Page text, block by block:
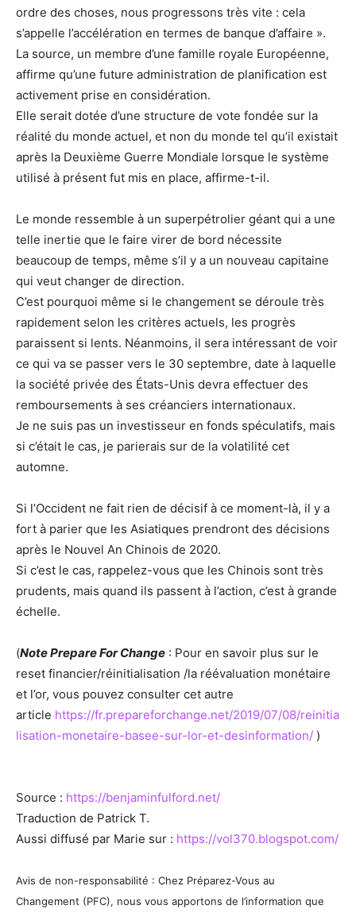
ordre des choses, nous progressons très vite : cela
s’appelle l’accélération en termes de banque d’affaire ».
La source, un membre d’une famille royale Européenne,
affirme qu’une future administration de planification est
activement prise en considération.
Elle serait dotée d’une structure de vote fondée sur la
réalité du monde actuel, et non du monde tel qu’il existait
après la Deuxième Guerre Mondiale lorsque le système
utilisé à présent fut mis en place, affirme-t-il.
Le monde ressemble à un superpétrolier géant qui a une
telle inertie que le faire virer de bord nécessite
beaucoup de temps, même s’il y a un nouveau capitaine
qui veut changer de direction.
C’est pourquoi même si le changement se déroule très
rapidement selon les critères actuels, les progrès
paraissent si lents. Néanmoins, il sera intéressant de voir
ce qui va se passer vers le 30 septembre, date à laquelle
la société privée des États-Unis devra effectuer des
remboursements à ses créanciers internationaux.
Je ne suis pas un investisseur en fonds spéculatifs, mais
si c’était le cas, je parierais sur de la volatilité cet
automne.
Si l’Occident ne fait rien de décisif à ce moment-là, il y a
fort à parier que les Asiatiques prendront des décisions
après le Nouvel An Chinois de 2020.
Si c’est le cas, rappelez-vous que les Chinois sont très
prudents, mais quand ils passent à l’action, c’est à grande
échelle.
(Note Prepare For Change : Pour en savoir plus sur le
reset financier/réinitialisation /la réévaluation monétaire
et l’or, vous pouvez consulter cet autre
article https://fr.prepareforchange.net/2019/07/08/reinitia
lisation-monetaire-basee-sur-lor-et-desinformation/ )
Source : https://benjaminfulford.net/
Traduction de Patrick T.
Aussi diffusé par Marie sur : https://vol370.blogspot.com/
Avis de non-responsabilité : Chez Préparez-Vous au
Changement (PFC), nous vous apportons de l’information que